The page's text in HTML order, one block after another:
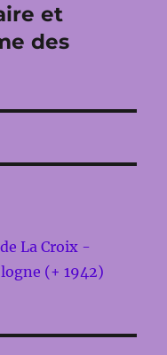
et
des
La Croix -
(+ 1942)